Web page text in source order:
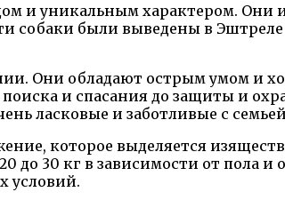
и уникальным характером. Они
собаки были выведены в
Они обладают острым умом и
и спасания до защиты и
ласковые и заботливые с
которое выделяется
30 кг в зависимости от пола и
условий.